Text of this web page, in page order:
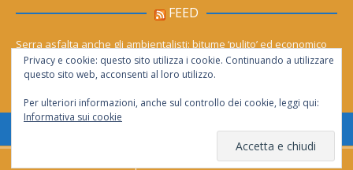
FEED
Serra asfalta anche gli ambientalisti: bitume ‘pulito’ ed economico
Le migliori agenzie Meta Ads in Italia nel 2026
Consentita la riproduzione solo se citata la fonte
Privacy e cookie: questo sito utilizza i cookie. Continuando a utilizzare
questo sito web, acconsenti al loro utilizzo.
Per ulteriori informazioni, anche sul controllo dei cookie, leggi qui:
Informativa sui cookie